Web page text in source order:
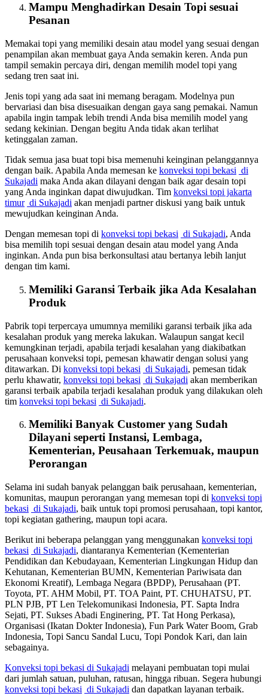
Mampu Menghadirkan Desain Topi sesuai
Pesanan
Memakai topi yang memiliki desain atau model yang sesuai dengan
penampilan akan membuat gaya Anda semakin keren. Anda pun
tampil semakin percaya diri, dengan memilih model topi yang
sedang tren saat ini.
Jenis topi yang ada saat ini memang beragam. Modelnya pun
bervariasi dan bisa disesuaikan dengan gaya sang pemakai. Namun
apabila ingin tampak lebih trendi Anda bisa memilih model yang
sedang kekinian. Dengan begitu Anda tidak akan terlihat
ketinggalan zaman.
Tidak semua jasa buat topi bisa memenuhi keinginan pelanggannya
dengan baik. Apabila Anda memesan ke konveksi topi bekasi di
Sukajadi maka Anda akan dilayani dengan baik agar desain topi
yang Anda inginkan dapat diwujudkan. Tim konveksi topi jakarta
timur di Sukajadi akan menjadi partner diskusi yang baik untuk
mewujudkan keinginan Anda.
Dengan memesan topi di konveksi topi bekasi di Sukajadi, Anda
bisa memilih topi sesuai dengan desain atau model yang Anda
inginkan. Anda pun bisa berkonsultasi atau bertanya lebih lanjut
dengan tim kami.
Memiliki Garansi Terbaik jika Ada Kesalahan
Produk
Pabrik topi terpercaya umumnya memiliki garansi terbaik jika ada
kesalahan produk yang mereka lakukan. Walaupun sangat kecil
kemungkinan terjadi, apabila terjadi kesalahan yang diakibatkan
perusahaan konveksi topi, pemesan khawatir dengan solusi yang
ditawarkan. Di konveksi topi bekasi di Sukajadi, pemesan tidak
perlu khawatir, konveksi topi bekasi di Sukajadi akan memberikan
garansi terbaik apabila terjadi kesalahan produk yang dilakukan oleh
tim konveksi topi bekasi di Sukajadi.
Memiliki Banyak Customer yang Sudah
Dilayani seperti Instansi, Lembaga,
Kementerian, Peusahaan Terkemuak, maupun
Perorangan
Selama ini sudah banyak pelanggan baik perusahaan, kementerian,
komunitas, maupun perorangan yang memesan topi di konveksi topi
bekasi di Sukajadi, baik untuk topi promosi perusahaan, topi kantor,
topi kegiatan gathering, maupun topi acara.
Berikut ini beberapa pelanggan yang menggunakan konveksi topi
bekasi di Sukajadi, diantaranya Kementerian (Kementerian
Pendidikan dan Kebudayaan, Kementerian Lingkungan Hidup dan
Kehutanan, Kementerian BUMN, Kementerian Pariwisata dan
Ekonomi Kreatif), Lembaga Negara (BPDP), Perusahaan (PT.
Toyota, PT. AHM Mobil, PT. TOA Paint, PT. CHUHATSU, PT.
PLN PJB, PT Len Telekomunikasi Indonesia, PT. Sapta Indra
Sejati, PT. Sukses Abadi Enginering, PT. Tat Hong Perkasa),
Organisasi (Ikatan Dokter Indonesia), Fun Park Water Boom, Grab
Indonesia, Topi Sancu Sandal Lucu, Topi Pondok Kari, dan lain
sebagainya.
Konveksi topi bekasi di Sukajadi melayani pembuatan topi mulai
dari jumlah satuan, puluhan, ratusan, hingga ribuan. Segera hubungi
konveksi topi bekasi di Sukajadi dan dapatkan layanan terbaik.